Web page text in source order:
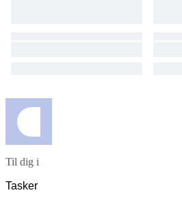
Til dig i
Tasker